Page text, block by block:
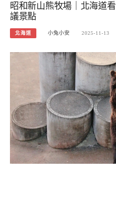
昭和新山熊牧場｜北海道
議景點
北海道 小兔小安 2025-11-13